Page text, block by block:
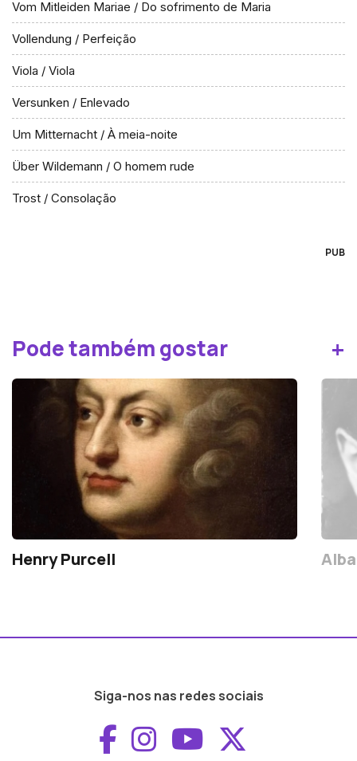
Vom Mitleiden Mariae / Do sofrimento de Maria
Vollendung / Perfeição
Viola / Viola
Versunken / Enlevado
Um Mitternacht / À meia-noite
Über Wildemann / O homem rude
Trost / Consolação
PUB
Pode também gostar +
Henry Purcell
Siga-nos nas redes sociais
Aceder ao
Aceder ao
Aceder ao